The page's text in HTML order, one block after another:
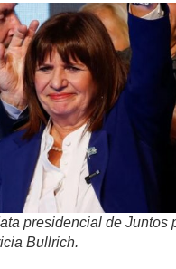
presidencial de Juntos
Bullrich.